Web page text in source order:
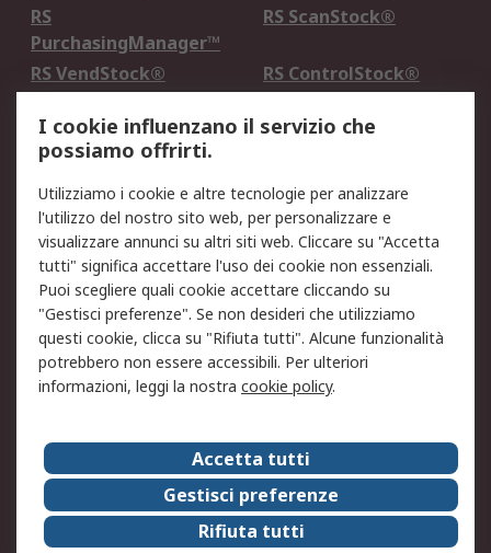
RS
PurchasingManager™
RS ScanStock®
RS VendStock®
RS ControlStock®
Legale
Informativa Cookie
Informativa Privacy -
Aggiornata
Email Security
Termini d'uso
Condizioni di vendita
Condizioni generali di
servizio
Etica e responsabilità
Chi Siamo
Chi Siamo
Contattaci
Supporto
ESG
Carriere
RS Group
Press Centre
Discovery: il Blog di RS
I cookie influenzano il servizio che
possiamo offrirti.
Utilizziamo i cookie e altre tecnologie per analizzare
l'utilizzo del nostro sito web, per personalizzare e
visualizzare annunci su altri siti web. Cliccare su "Accetta
tutti" significa accettare l'uso dei cookie non essenziali.
Puoi scegliere quali cookie accettare cliccando su
"Gestisci preferenze". Se non desideri che utilizziamo
questi cookie, clicca su "Rifiuta tutti". Alcune funzionalità
potrebbero non essere accessibili. Per ulteriori
informazioni, leggi la nostra cookie policy.
Accetta tutti
Gestisci preferenze
Rifiuta tutti